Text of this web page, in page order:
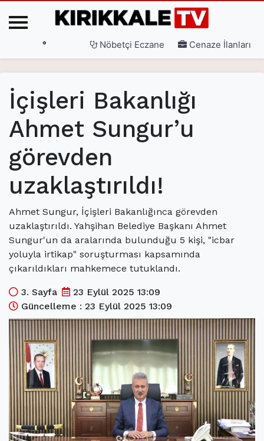
3. Sayfa(current)
Gündem(current)
Siyaset(current)
(current)
(current)
Spor(current)
Sağlık (current)
Kültür Sanat(current)
Teknoloji (current)
Özel Haber(current)
Dünya(current)
Yerel (current)
İller (current)
° Nöbetçi Eczane Cenaze İlanları
İçişleri Bakanlığı
Ahmet Sungur’u
görevden
uzaklaştırıldı!
Ahmet Sungur, İçişleri Bakanlığınca görevden
uzaklaştırıldı. Yahşihan Belediye Başkanı Ahmet
Sungur'un da aralarında bulunduğu 5 kişi, "icbar
yoluyla irtikap" soruşturması kapsamında
çıkarıldıkları mahkemece tutuklandı.
3. Sayfa
23 Eylül 2025 13:09
Güncelleme : 23 Eylül 2025 13:09